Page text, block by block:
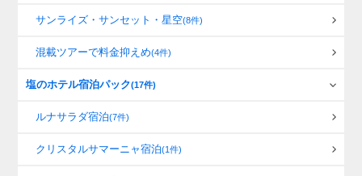
サンライズ・サンセット・星空(8件)
混載ツアーで料金抑えめ(4件)
塩のホテル宿泊パック(17件)
ルナサラダ宿泊(7件)
クリスタルサマーニャ宿泊(1件)